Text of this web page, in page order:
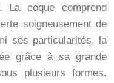
La coque comprend
soigneusement de
ses particularités, la
grâce à sa grande
plusieurs formes.